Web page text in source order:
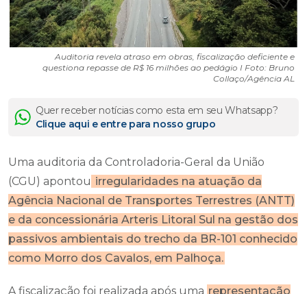
Auditoria revela atraso em obras, fiscalização deficiente e
questiona repasse de R$ 16 milhões ao pedágio I Foto: Bruno
Collaço/Agência AL
Quer receber notícias como esta em seu Whatsapp?
Clique aqui e entre para nosso grupo
Uma auditoria da Controladoria-Geral da União
(CGU) apontou irregularidades na atuação da
Agência Nacional de Transportes Terrestres (ANTT)
e da concessionária Arteris Litoral Sul na gestão dos
passivos ambientais do trecho da BR-101 conhecido
como Morro dos Cavalos, em Palhoça.
A fiscalização foi realizada após uma representação